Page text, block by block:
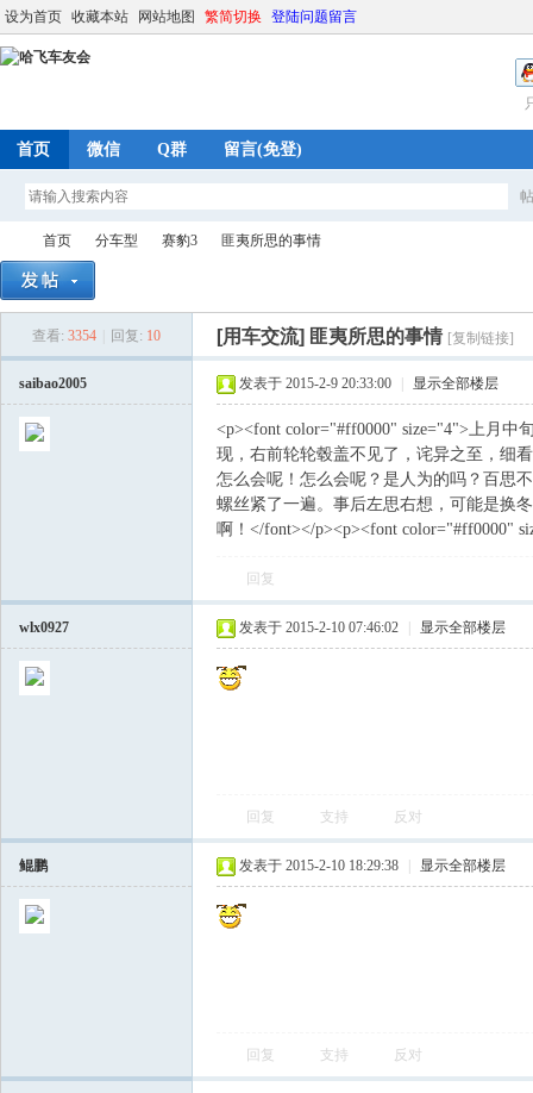
设为首页 收藏本站 网站地图 繁简切换 登陆问题留言
首页 微信 Q群 留言(免登)
首页
›
分车型
›
赛豹3 匪夷所思的事情
查看: 3354 回复: 10 [用车交流] 匪夷所思的事情 [复制链接]
saibao2005 发表于 2015-2-9 20:33:00 显示全部楼层
<p><font color="#ff0000" size="4">上月
现，右前轮轮毂盖不见了，诧异之至，细
怎么会呢！怎么会呢？是人为的吗？百思
螺丝紧了一遍。事后左思右想，可能是换
啊！</font></p><p><font color="#ff0000"
回复
wlx0927 发表于 2015-2-10 07:46:02 显示全部楼层
回复 支持 反对
鲲鹏 发表于 2015-2-10 18:29:38 显示全部楼层
回复 支持 反对